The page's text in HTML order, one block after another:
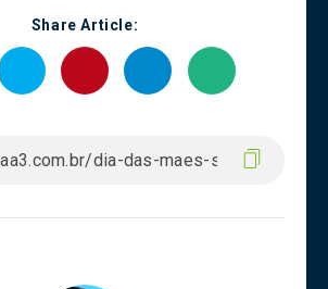
Share Article: